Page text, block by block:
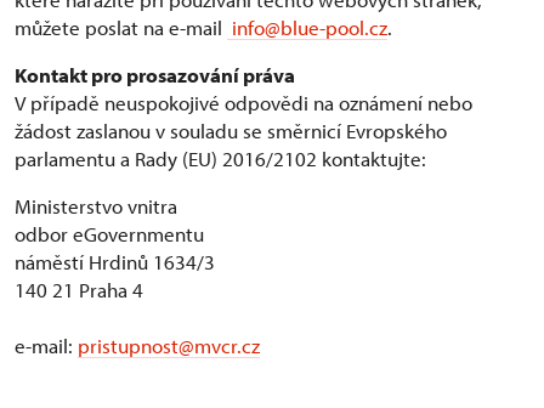
můžete poslat na e-mail info@blue-pool.cz.
Kontakt pro prosazování práva
V případě neuspokojivé odpovědi na oznámení nebo
žádost zaslanou v souladu se směrnicí Evropského
parlamentu a Rady (EU) 2016/2102 kontaktujte:
Ministerstvo vnitra
odbor eGovernmentu
náměstí Hrdinů 1634/3
140 21 Praha 4
e-mail: pristupnost@mvcr.cz